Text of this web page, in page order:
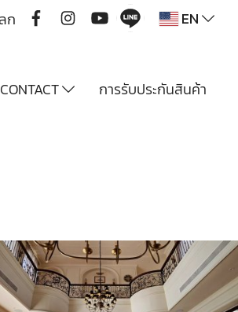
ก EN
CONTACT การรับประกันสินค้า